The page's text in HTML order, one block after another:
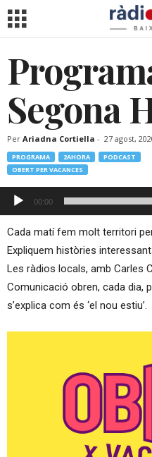
Segona
Per Ariadna Cortiella - 27 agost,
PROGRAMA 2AHORA
PODCAST
OBERT PER VACANCES
Reproductor
d'àudio
00:00
Cada matí fem molt territori
Expliquem històries
Les ràdios locals, amb Carles
Comunicació obren, cada dia,
s’explica com és ‘el nou estiu’.